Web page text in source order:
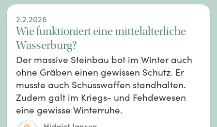
2.2.2026
Wie funktioniert eine mittelalterliche
Wasserburg?
Der massive Steinbau bot im Winter auch
ohne Gräben einen gewissen Schutz. Er
musste auch Schusswaffen standhalten.
Zudem galt im Kriegs- und Fehdewesen
eine gewisse Winterruhe.